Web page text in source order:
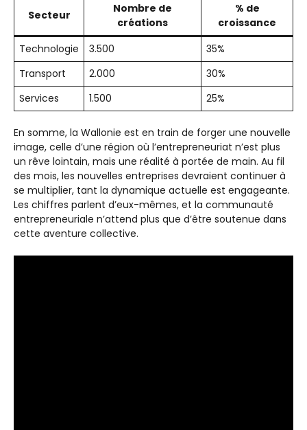
Secteur
Nombre de
créations
% de
croissance
Technologie
3.500
35%
Transport
2.000
30%
Services
1.500 25%
En somme, la Wallonie est en train de forger une nouvelle
image, celle d’une région où l’entrepreneuriat n’est plus
un rêve lointain, mais une réalité à portée de main. Au fil
des mois, les nouvelles entreprises devraient continuer à
se multiplier, tant la dynamique actuelle est engageante.
Les chiffres parlent d’eux-mêmes, et la communauté
entrepreneuriale n’attend plus que d’être soutenue dans
cette aventure collective.